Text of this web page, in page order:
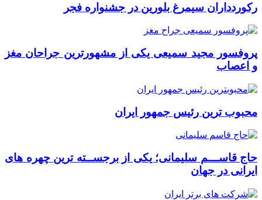
رکوردداران سیمرغ بلورین در جشنواره فجر
پروفسور مجید سمیعی یکی از مشهورترین جراحان مغز
و اعصاب
محبوب ترین رئیس جمهور ایران
حاج قاســـم سلیمانی؛ یکی از برجســته ترین چهره های
ایرانی در جهان